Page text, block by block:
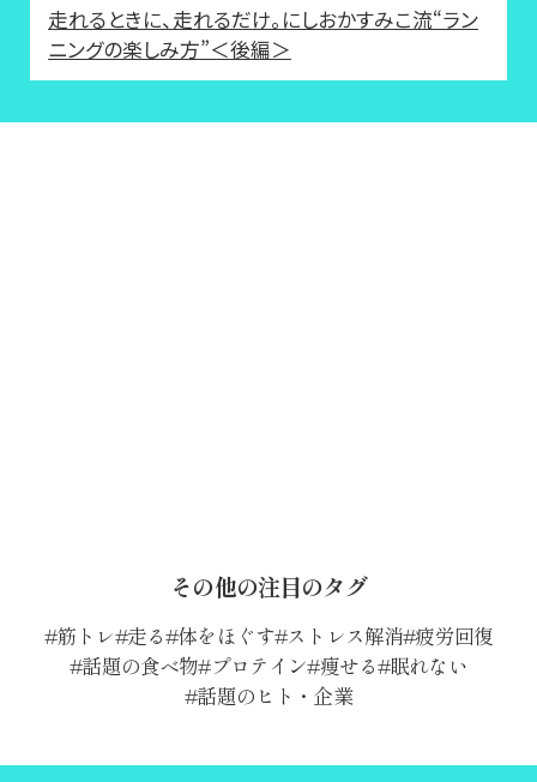
走れるときに、走れるだけ。にしおかすみこ流“ラン
ニングの楽しみ方”＜後編＞
その他の注目のタグ
筋トレ 走る 体をほぐす ストレス解消 疲労回復
話題の食べ物 プロテイン 痩せる 眠れない
話題のヒト・企業